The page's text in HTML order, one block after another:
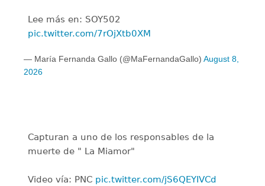
Lee más en: SOY502
pic.twitter.com/7rOjXtb0XM
— María Fernanda Gallo (@MaFernandaGallo) August 8,
2026
Capturan a uno de los responsables de la
muerte de " La Miamor"
Video vía: PNC pic.twitter.com/jS6QEYIVCd